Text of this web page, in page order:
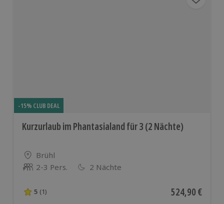
-15% CLUB DEAL
Kurzurlaub im Phantasialand für 3 (2 Nächte)
Standort
Brühl
Anzahl der Teilnehmer
2-3 Pers. 2 Nächte
5 von 5 Sternen basierend auf 1 Bewertungen
5 (1) Aktueller Preis
524,90 €